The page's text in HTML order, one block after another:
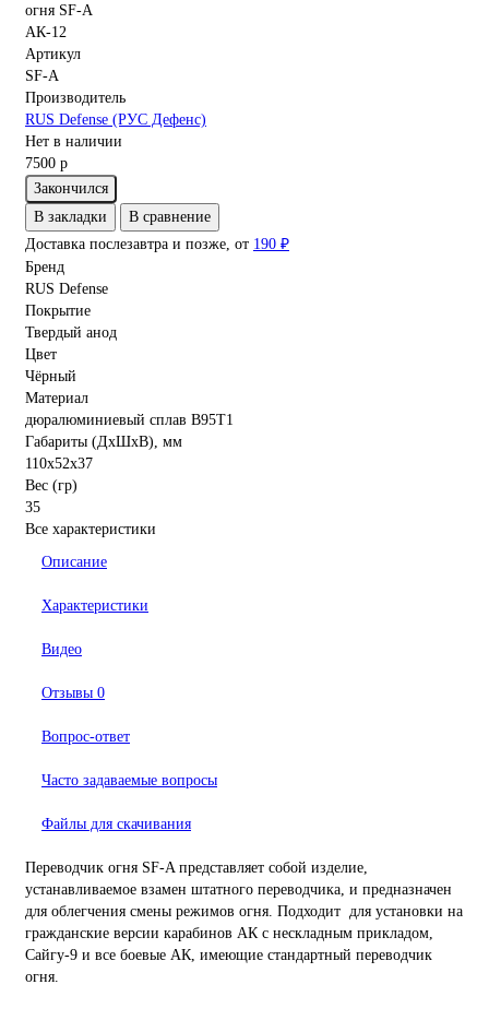
Артикул
SF-A
Производитель
RUS Defense (РУС Дефенс)
Нет в наличии
7500 р
Закончился
В закладки
В сравнение
Доставка послезавтра и позже, от 190 ₽
Бренд
RUS Defense
Покрытие
Твердый анод
Цвет
Чёрный
Материал
дюралюминиевый сплав В95Т1
Габариты (ДхШхВ), мм
110х52х37
Вес (гр)
35
Все характеристики
Описание
Характеристики
Видео
Отзывы 0
Вопрос-ответ
Часто задаваемые вопросы
Файлы для скачивания
Переводчик огня SF-A представляет собой изделие,
устанавливаемое взамен штатного переводчика, и предназначен
для облегчения смены режимов огня. Подходит для установки на
гражданские версии карабинов АК с нескладным прикладом,
Сайгу-9 и все боевые АК, имеющие стандартный переводчик
огня.